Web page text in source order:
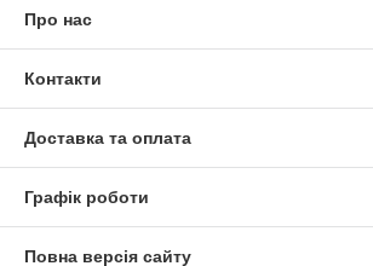
Про нас
Контакти
Доставка та оплата
Графік роботи
Повна версія сайту